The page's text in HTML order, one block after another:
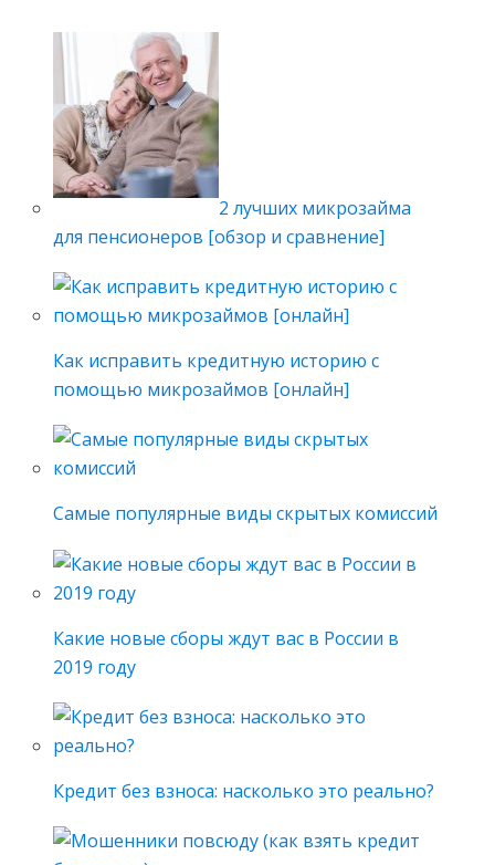
2 лучших микрозайма
для пенсионеров [обзор и сравнение]
Как исправить кредитную историю с
помощью микрозаймов [онлайн]
Самые популярные виды скрытых комиссий
Какие новые сборы ждут вас в России в
2019 году
Кредит без взноса: насколько это реально?